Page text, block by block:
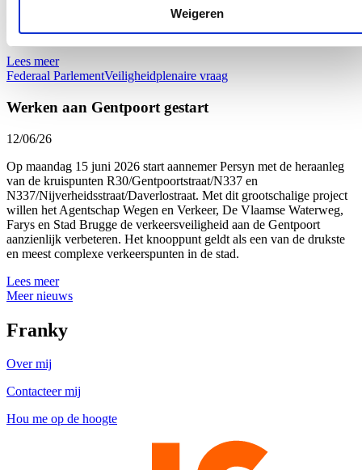
Weigeren
trein neemt, moet zich veilig kunnen verplaatsen. Dat mag geen
discussiepunt zijn.
Lees meer
Federaal ParlementVeiligheidplenaire vraag
Werken aan Gentpoort gestart
12/06/26
Op maandag 15 juni 2026 start aannemer Persyn met de heraanleg
van de kruispunten R30/Gentpoortstraat/N337 en
N337/Nijverheidsstraat/Daverlostraat. Met dit grootschalige project
willen het Agentschap Wegen en Verkeer, De Vlaamse Waterweg,
Farys en Stad Brugge de verkeersveiligheid aan de Gentpoort
aanzienlijk verbeteren. Het knooppunt geldt als een van de drukste
en meest complexe verkeerspunten in de stad.
Lees meer
Meer nieuws
Franky
Over mij
Contacteer mij
Hou me op de hoogte